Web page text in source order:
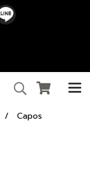
Capos